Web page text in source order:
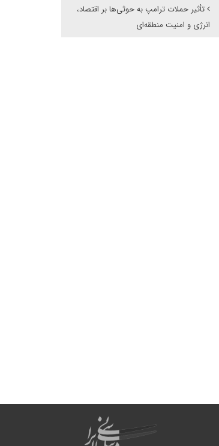
تأثیر حملات ترامپ به حوثی‌ها بر اقتصاد،
انرژی و امنیت منطقه‌ای